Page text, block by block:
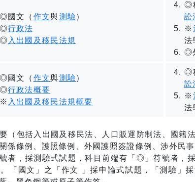
◎國文（ 作文與測驗）
◎行政法
◎ 入出國及移民法規
◎
訟
※
法
◎
◎國文（ 作文與測驗）
◎行政法概要
※ 入出國及移民法規概要
◎
訟
※
法
（包括入出國及移民法、人口販運防制法、國籍
係條例、護照條例、外國護照簽證條例、涉外民事
者，採測驗式試題，科目前端有「◎」符號者，
「國文」之「作文 」採申論式試題，「測驗」